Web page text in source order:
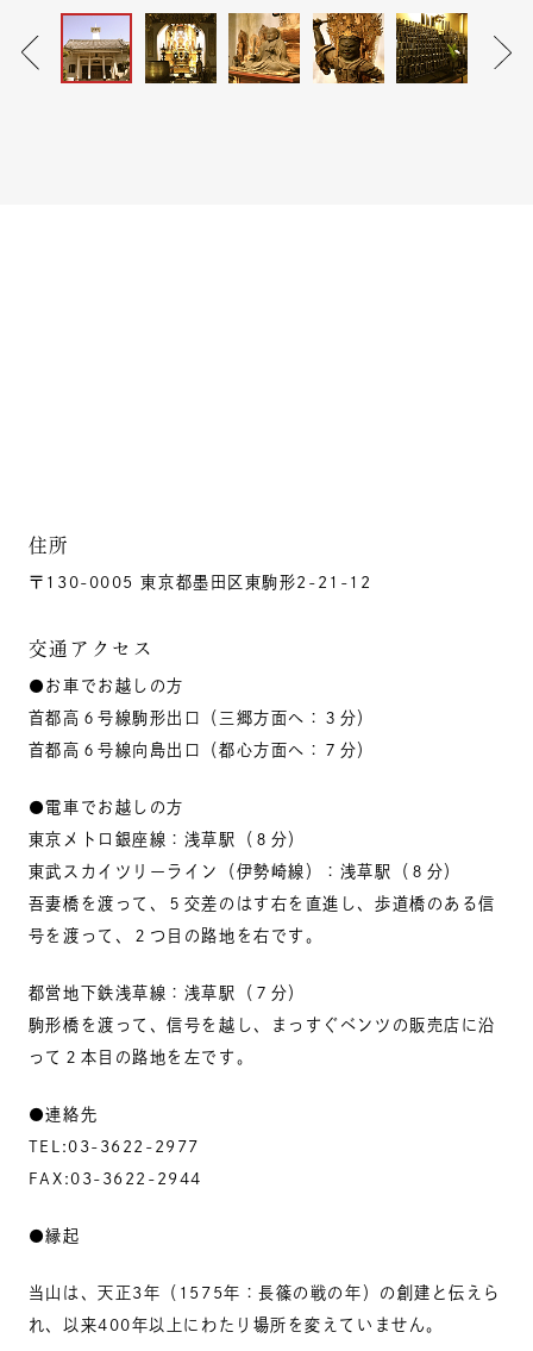
住所
〒130-0005 東京都墨田区東駒形2-21-12
交通アクセス
●お車でお越しの方
首都高６号線駒形出口（三郷方面へ：３分）
首都高６号線向島出口（都心方面へ：７分）
●電車でお越しの方
東京メトロ銀座線：浅草駅（８分）
東武スカイツリーライン（伊勢崎線）：浅草駅（８分）
吾妻橋を渡って、５交差のはす右を直進し、歩道橋のある信
号を渡って、２つ目の路地を右です。
都営地下鉄浅草線：浅草駅（７分）
駒形橋を渡って、信号を越し、まっすぐベンツの販売店に沿
って２本目の路地を左です。
●連絡先
TEL:03-3622-2977
FAX:03-3622-2944
●縁起
当山は、天正3年（1575年：長篠の戦の年）の創建と伝えら
れ、以来400年以上にわたり場所を変えていません。